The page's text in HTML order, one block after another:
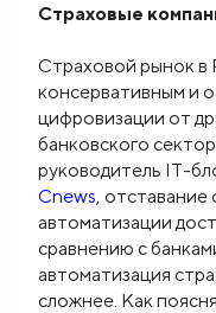
Страховые
Страховой рынок в
консервативным и
цифровизации от
банковского
руководитель IT-
Cnews, отставание
автоматизации
сравнению с
автоматизация
сложнее. Как